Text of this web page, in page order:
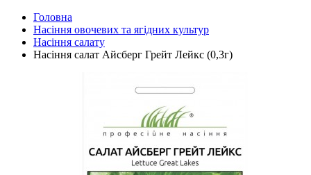
Головна
Насіння овочевих та ягідних культур
Насіння салату
Насіння салат Айсберг Грейт Лейкс (0,3г)